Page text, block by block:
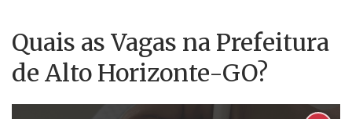
Quais as Vagas na Prefeitura
de Alto Horizonte-GO?